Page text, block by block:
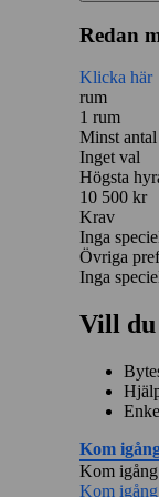
Redan
Klicka här
rum
1 rum
Minst
Inget val
Högsta
10 500 kr
Krav
Inga
Övriga
Inga
Vill du
Kom
Kom igång
Kom